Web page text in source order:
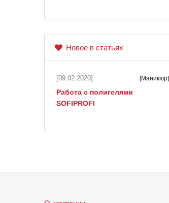
Новое в статьях
[09.02.2020] [Маникюр]
Работа с полигелями
SOFIPROFI